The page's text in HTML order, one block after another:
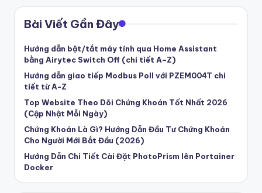
ỷ
ni
ệ
m
–
T
ấ
t
c
ả
Bài Viết Gần Đây
Hướng dẫn bật/tắt máy tính qua Home Assistant
bằng Airytec Switch Off (chi tiết A–Z)
Hướng dẫn giao tiếp Modbus Poll với PZEM004T chi
tiết từ A-Z
Top Website Theo Dõi Chứng Khoán Tốt Nhất 2026
(Cập Nhật Mỗi Ngày)
Chứng Khoán Là Gì? Hướng Dẫn Đầu Tư Chứng Khoán
Cho Người Mới Bắt Đầu (2026)
Hướng Dẫn Chi Tiết Cài Đặt PhotoPrism lên Portainer
Docker